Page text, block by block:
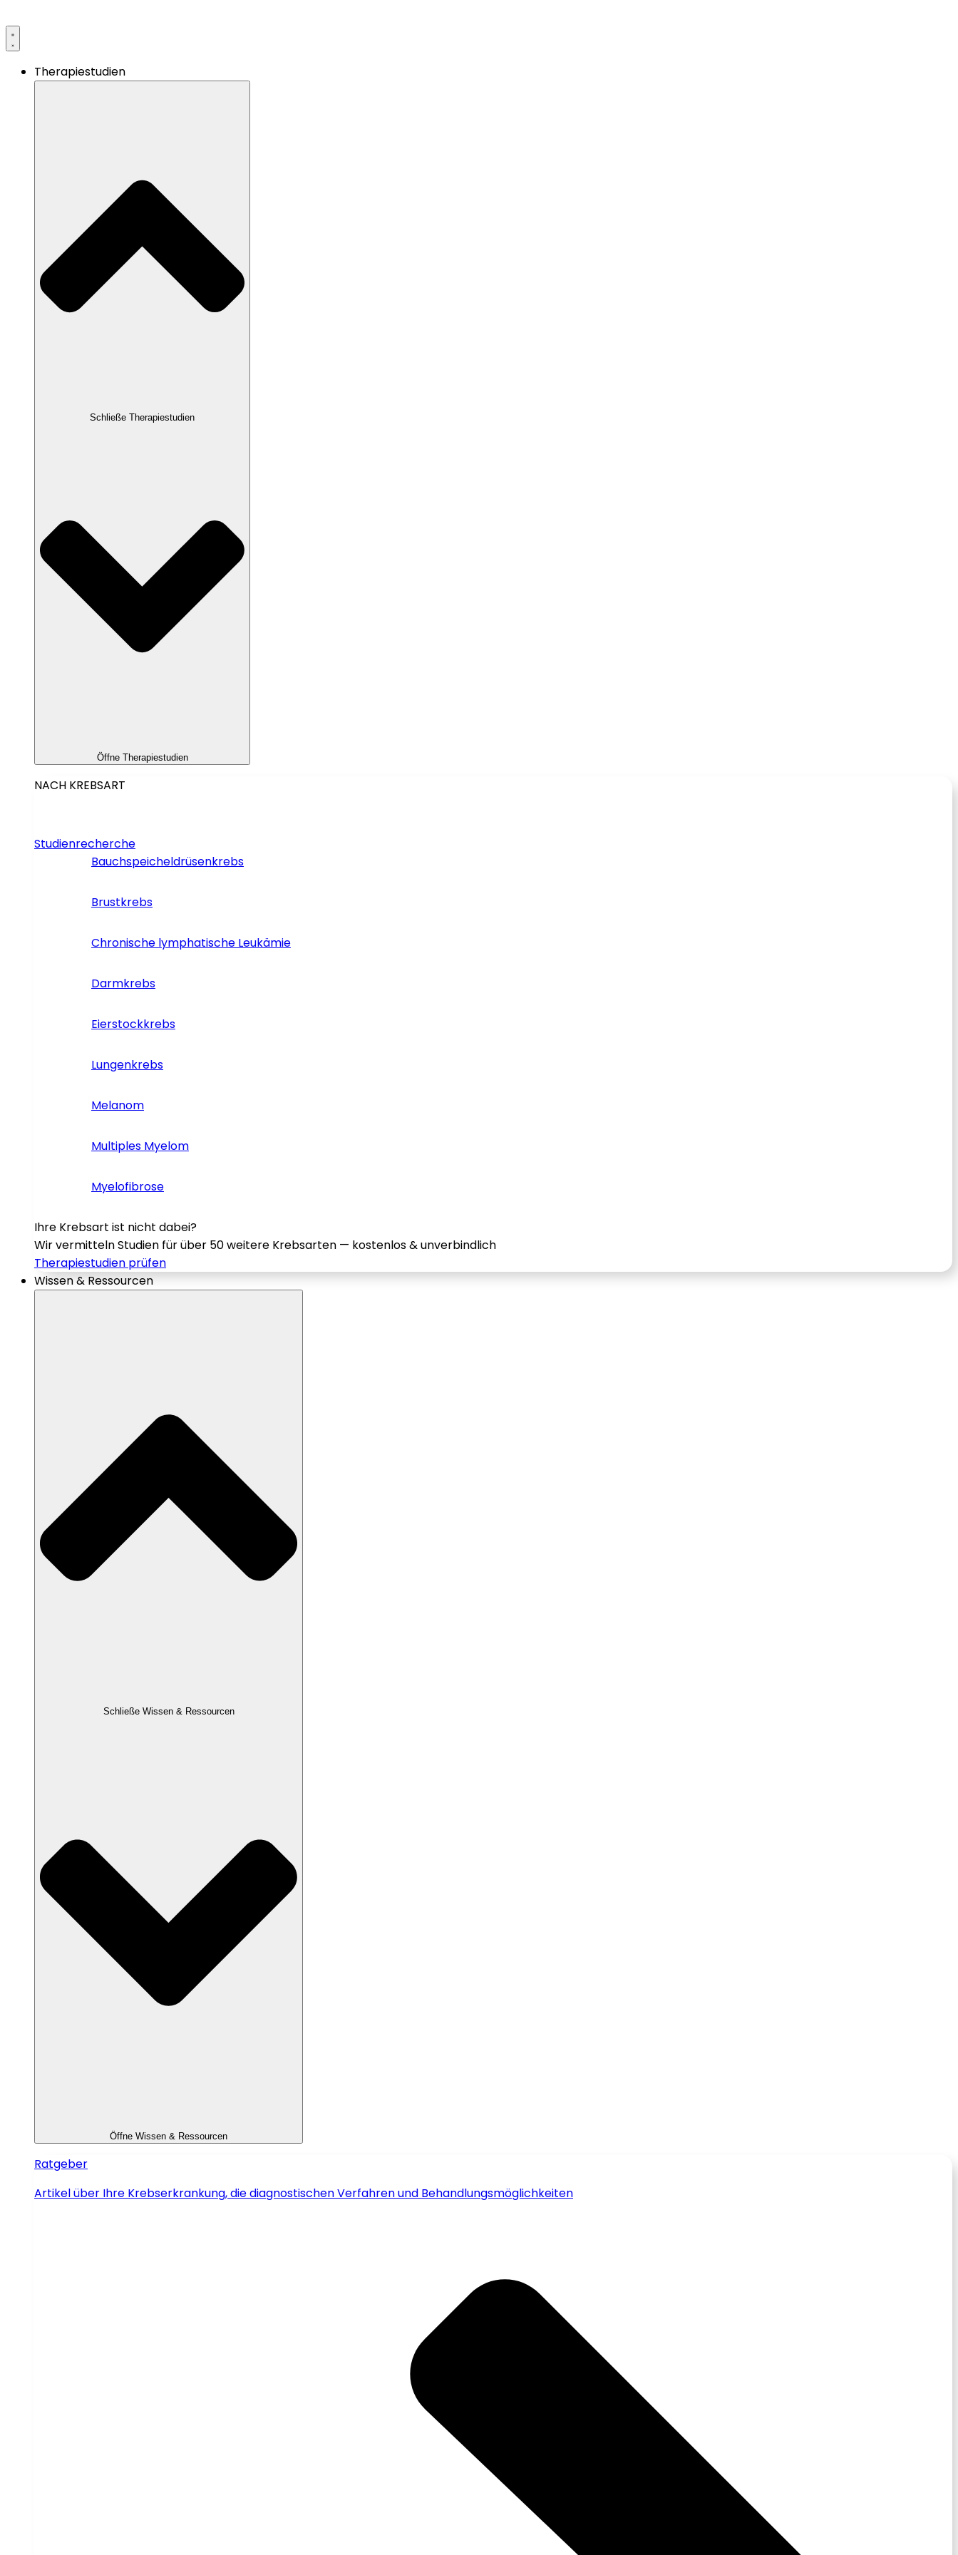
Therapiestudien
Schließe Therapiestudien
Öffne Therapiestudien
NACH KREBSART
Studienrecherche
Bauchspeicheldrüsenkrebs
Brustkrebs
Chronische lymphatische Leukämie
Darmkrebs
Eierstockkrebs
Lungenkrebs
Melanom
Multiples Myelom
Myelofibrose
Ihre Krebsart ist nicht dabei?
Wir vermitteln Studien für über 50 weitere Krebsarten — kostenlos & unverbindlich
Therapiestudien prüfen
Wissen & Ressourcen
Schließe Wissen & Ressourcen
Öffne Wissen & Ressourcen
Ratgeber
Artikel über Ihre Krebserkrankung, die diagnostischen Verfahren und Behandlungsmöglichkeiten